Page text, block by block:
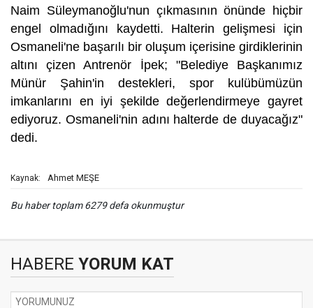
Naim Süleymanoğlu'nun çıkmasının önünde hiçbir
engel olmadığını kaydetti. Halterin gelişmesi için
Osmaneli'ne başarılı bir oluşum içerisine girdiklerinin
altını çizen Antrenör İpek; "Belediye Başkanımız
Münür Şahin'in destekleri, spor kulübümüzün
imkanlarını en iyi şekilde değerlendirmeye gayret
ediyoruz. Osmaneli'nin adını halterde de duyacağız"
dedi.
Kaynak: Ahmet MEŞE
Bu haber toplam 6279 defa okunmuştur
HABERE YORUM KAT